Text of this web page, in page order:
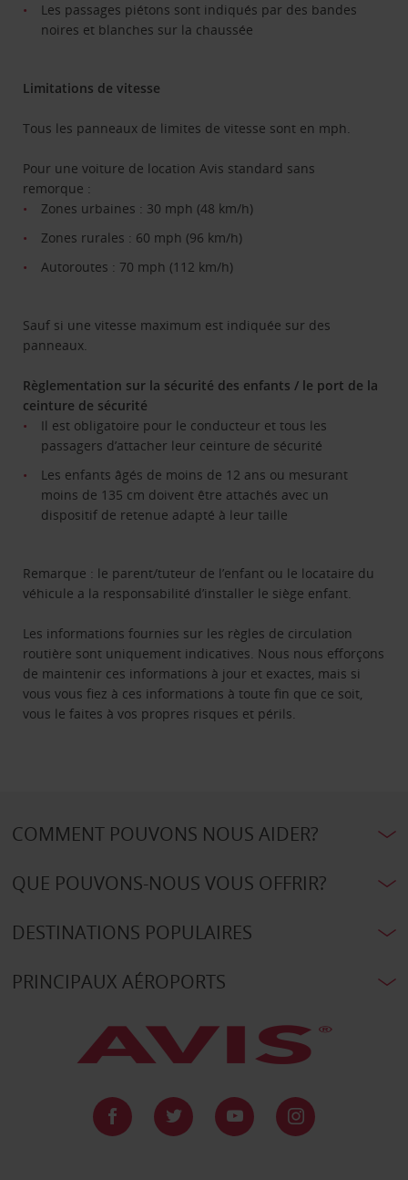
Les passages piétons sont indiqués par des bandes
noires et blanches sur la chaussée
Limitations de vitesse
Tous les panneaux de limites de vitesse sont en mph.
Pour une voiture de location Avis standard sans
remorque :
Zones urbaines : 30 mph (48 km/h)
Zones rurales : 60 mph (96 km/h)
Autoroutes : 70 mph (112 km/h)
Sauf si une vitesse maximum est indiquée sur des
panneaux.
Règlementation sur la sécurité des enfants / le port de la
ceinture de sécurité
Il est obligatoire pour le conducteur et tous les
passagers d’attacher leur ceinture de sécurité
Les enfants âgés de moins de 12 ans ou mesurant
moins de 135 cm doivent être attachés avec un
dispositif de retenue adapté à leur taille
Remarque : le parent/tuteur de l’enfant ou le locataire du
véhicule a la responsabilité d’installer le siège enfant.
Les informations fournies sur les règles de circulation
routière sont uniquement indicatives. Nous nous efforçons
de maintenir ces informations à jour et exactes, mais si
vous vous fiez à ces informations à toute fin que ce soit,
vous le faites à vos propres risques et périls.
COMMENT POUVONS NOUS AIDER?
QUE POUVONS-NOUS VOUS OFFRIR?
DESTINATIONS POPULAIRES
PRINCIPAUX AÉROPORTS